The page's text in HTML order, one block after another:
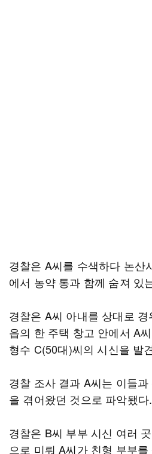
경찰은 A씨를 수색하다 논산
에서 농약 통과 함께 숨져 있
경찰은 A씨 아내를 상대로
읍의 한 주택 창고 안에서 A
형수 C(50대)씨의 시신을 발
경찰 조사 결과 A씨는 이들
을 겪어왔던 것으로 파악됐다.
경찰은 B씨 부부 시신 여러
으로 미뤄 A씨가 친형 부부